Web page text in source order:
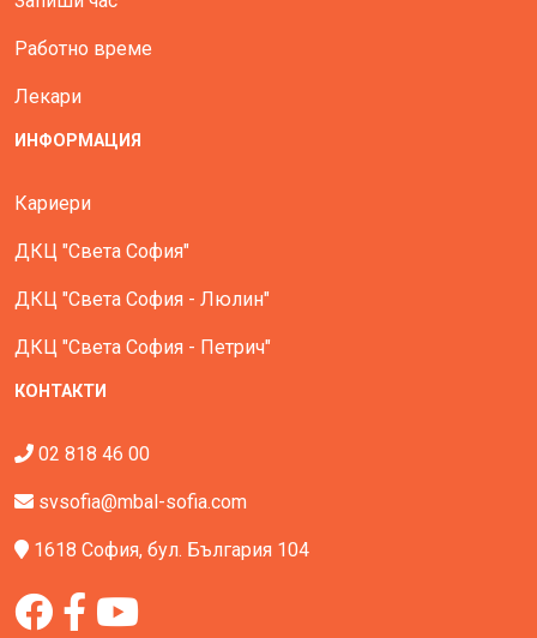
Работно време
Лекари
ИНФОРМАЦИЯ
Кариери
ДКЦ "Света София"
ДКЦ "Света София - Люлин"
ДКЦ "Света София - Петрич"
КОНТАКТИ
02 818 46 00
svsofia@mbal-sofia.com
1618 София, бул. България 104